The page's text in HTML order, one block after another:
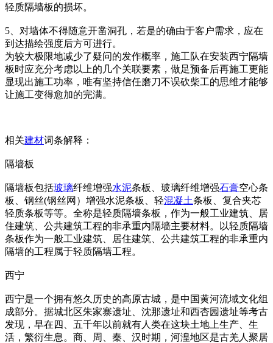
轻质隔墙板的损坏。
5、对墙体不得随意开凿洞孔，若是的确由于客户需求，应在
到达描绘强度后方可进行。
为较大极限地减少了疑问的发作概率，施工队在安装西宁隔墙
板时应充分考虑以上的几个关联要素，做足预备后再施工更能
显现出施工功率，唯有坚持信任磨刀不误砍柴工的思维才能够
让施工变得愈加的完满。
相关建材词条解释：
隔墙板
隔墙板包括玻璃纤维增强水泥条板、玻璃纤维增强石膏空心条
板、钢丝(钢丝网）增强水泥条板、轻混凝土条板、复合夹芯
轻质条板等等。全称是轻质隔墙条板，作为一般工业建筑、居
住建筑、公共建筑工程的非承重内隔墙主要材料。以轻质隔墙
条板作为一般工业建筑、居住建筑、公共建筑工程的非承重内
隔墙的工程属于轻质隔墙工程。
西宁
西宁是一个拥有悠久历史的高原古城，是中国黄河流域文化组
成部分。据城北区朱家寨遗址、沈那遗址和西杏园遗址等考古
发现，早在四、五千年以前就有人类在这块土地上生产、生
活，繁衍生息。商、周、秦、汉时期，河湟地区是古羌人聚居